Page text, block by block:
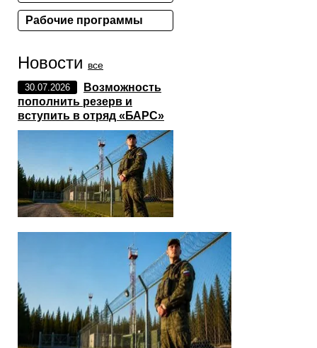
Рабочие программы
Новости все
30.07.2026
Возможность
пополнить резерв и
вступить в отряд «БАРС»